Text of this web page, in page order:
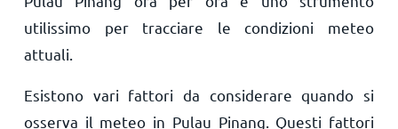
utilissimo per tracciare le condizioni meteo
attuali.
Esistono vari fattori da considerare quando si
osserva il meteo in Pulau Pinang. Questi fattori